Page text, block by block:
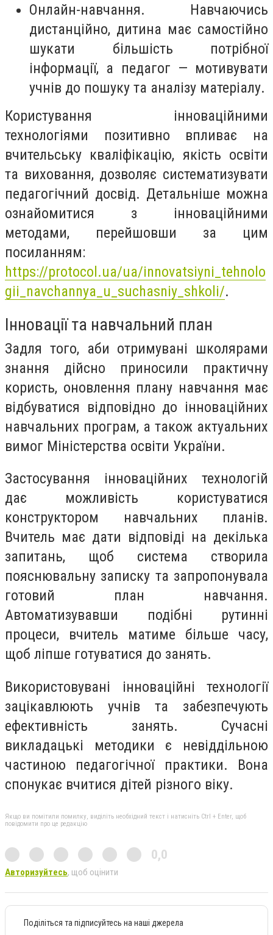
Онлайн-навчання. Навчаючись
дистанційно, дитина має самостійно
шукати більшість потрібної
інформації, а педагог — мотивувати
учнів до пошуку та аналізу матеріалу.
Користування інноваційними
технологіями позитивно впливає на
вчительську кваліфікацію, якість освіти
та виховання, дозволяє систематизувати
педагогічний досвід. Детальніше можна
ознайомитися з інноваційними
методами, перейшовши за цим
посиланням:
https://protocol.ua/ua/innovatsiyni_tehnolo
gii_navchannya_u_suchasniy_shkoli/.
Інновації та навчальний план
Задля того, аби отримувані школярами
знання дійсно приносили практичну
користь, оновлення плану навчання має
відбуватися відповідно до інноваційних
навчальних програм, а також актуальних
вимог Міністерства освіти України.
Застосування інноваційних технологій
дає можливість користуватися
конструктором навчальних планів.
Вчитель має дати відповіді на декілька
запитань, щоб система створила
пояснювальну записку та запропонувала
готовий план навчання.
Автоматизувавши подібні рутинні
процеси, вчитель матиме більше часу,
щоб ліпше готуватися до занять.
Використовувані інноваційні технології
зацікавлюють учнів та забезпечують
ефективність занять. Сучасні
викладацькі методики є невіддільною
частиною педагогічної практики. Вона
спонукає вчитися дітей різного віку.
Якщо ви помітили помилку, виділіть необхідний текст і натисніть Ctrl + Enter, щоб
повідомити про це редакцію
0,0
Авторизуйтесь, щоб оцінити
Поділіться та підписуйтесь на наші джерела